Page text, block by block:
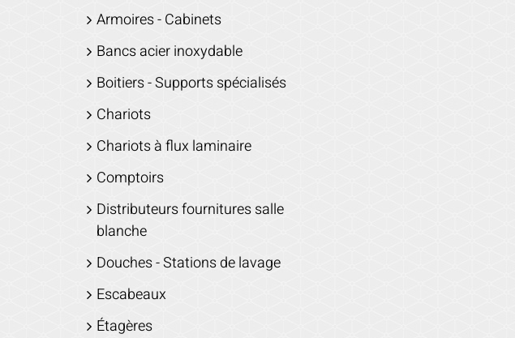
Armoires - Cabinets
Bancs acier inoxydable
Boitiers - Supports spécialisés
Chariots
Chariots à flux laminaire
Comptoirs
Distributeurs fournitures salle
blanche
Douches - Stations de lavage
Escabeaux
Étagères